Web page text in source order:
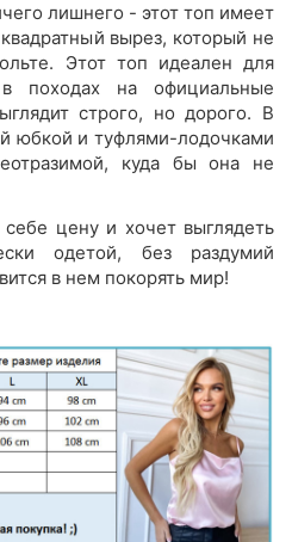
лишнего - этот топ имеет
вырез, который не
Этот топ идеален для
походах на официальные
строго, но дорого. В
юбкой и туфлями-лодочками
куда бы она не
цену и хочет выглядеть
одетой, без раздумий
в нем покорять мир!